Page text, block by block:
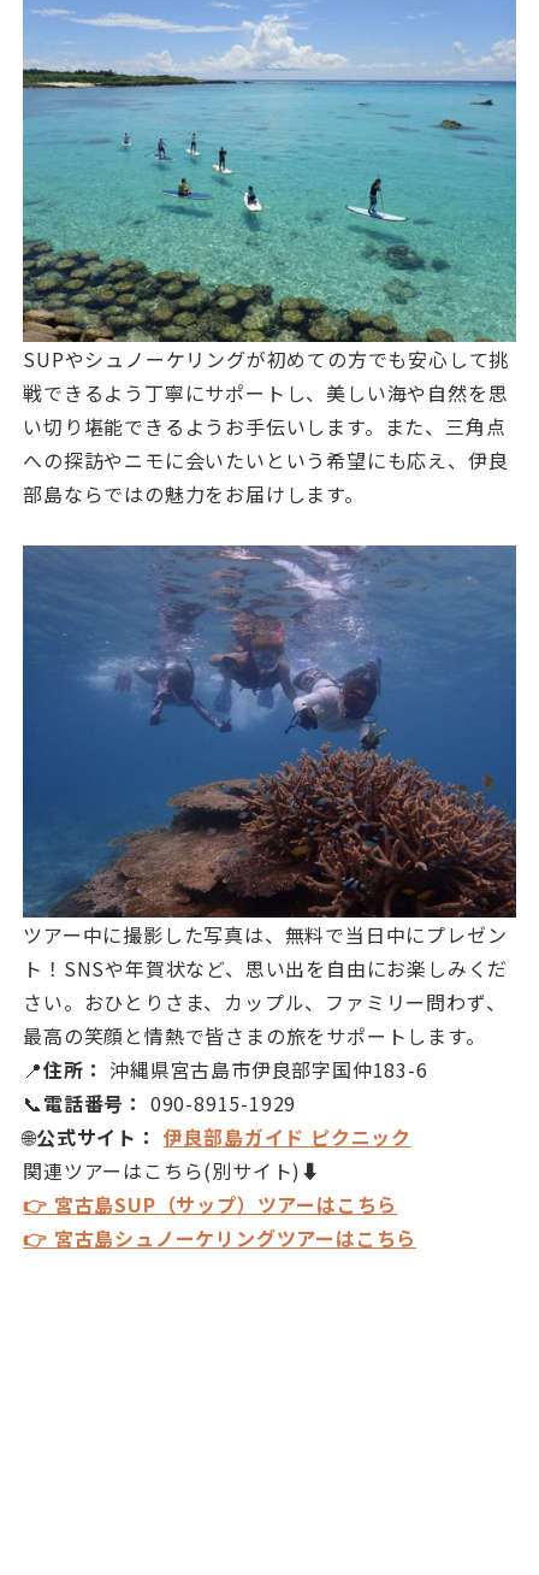
SUPやシュノーケリングが初めての方でも安心して挑
戦できるよう丁寧にサポートし、美しい海や自然を思
い切り堪能できるようお手伝いします。また、三角点
への探訪やニモに会いたいという希望にも応え、伊良
部島ならではの魅力をお届けします。
ツアー中に撮影した写真は、無料で当日中にプレゼン
ト！SNSや年賀状など、思い出を自由にお楽しみくだ
さい。おひとりさま、カップル、ファミリー問わず、
最高の笑顔と情熱で皆さまの旅をサポートします。
📍住所： 沖縄県宮古島市伊良部字国仲183-6
📞電話番号： 090-8915-1929
🌐公式サイト： 伊良部島ガイド ピクニック
関連ツアーはこちら(別サイト)⬇️
👉 宮古島SUP（サップ）ツアーはこちら
👉 宮古島シュノーケリングツアーはこちら